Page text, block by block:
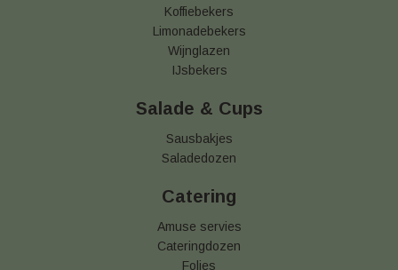
Koffiebekers
Limonadebekers
Wijnglazen
IJsbekers
Salade & Cups
Sausbakjes
Saladedozen
Catering
Amuse servies
Cateringdozen
Folies